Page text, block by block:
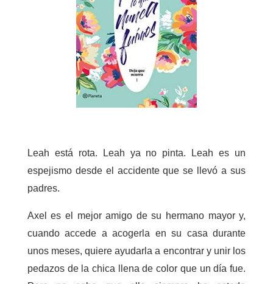
Leah está rota. Leah ya no pinta. Leah es un
espejismo desde el accidente que se llevó a sus
padres.
Axel es el mejor amigo de su hermano mayor y,
cuando accede a acogerla en su casa durante
unos meses, quiere ayudarla a encontrar y unir los
pedazos de la chica llena de color que un día fue.